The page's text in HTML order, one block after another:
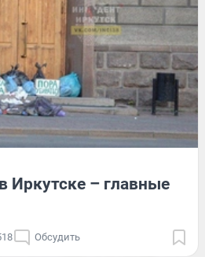
Иркутске – главные
Обсудить